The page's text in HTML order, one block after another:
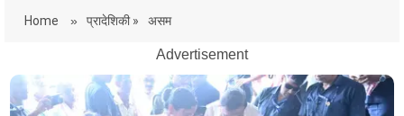
Home » प्रादेशिकी » असम
Advertisement